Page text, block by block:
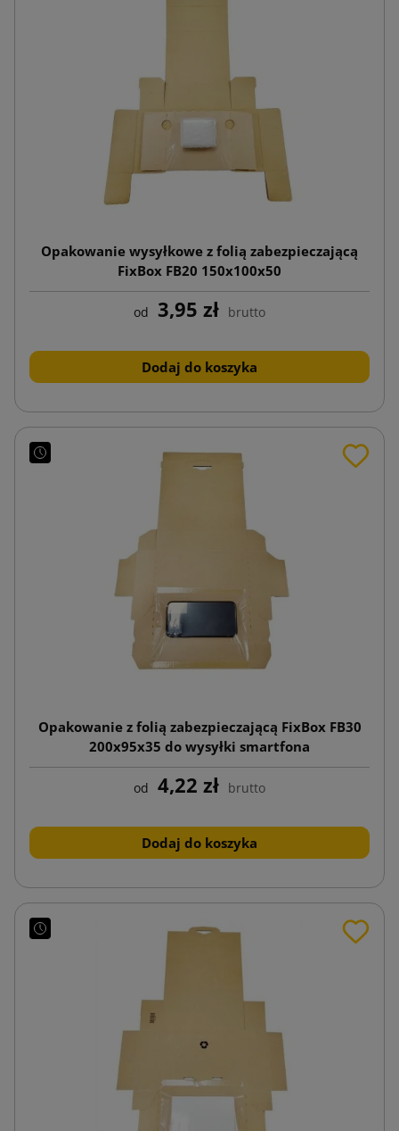
Opakowanie wysyłkowe z folią zabezpieczającą
FixBox FB20 150x100x50
od 3,95 zł brutto
Dodaj do koszyka
Opakowanie z folią zabezpieczającą FixBox FB30
200x95x35 do wysyłki smartfona
od 4,22 zł brutto
Dodaj do koszyka